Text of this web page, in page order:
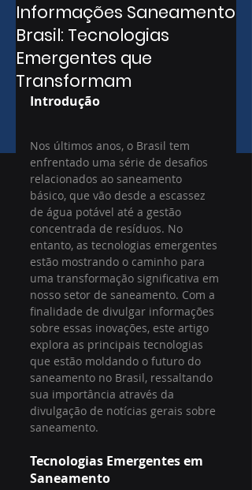
Informações Saneamento
Brasil: Tecnologias
Emergentes que
Transformam
Introdução
Nos últimos anos, o Brasil tem
enfrentado uma série de desafios
relacionados ao saneamento
básico, que vão desde a escassez
de água potável até a gestão
concentrada de resíduos. No
entanto, as tecnologias emergentes
estão mostrando o caminho para
uma transformação significativa em
nosso setor de saneamento. Com a
finalidade de divulgar informações
sobre essas inovações, este artigo
explora as principais tecnologias
que estão moldando o futuro do
saneamento no Brasil, ressaltando
sua importância através da
divulgação de notícias gerais sobre
saneamento.
Tecnologias Emergentes em
Saneamento